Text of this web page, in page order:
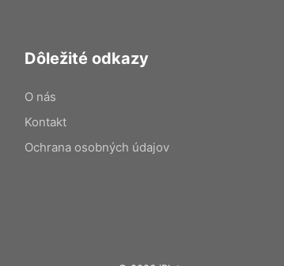
Dôležité odkazy
O nás
Kontakt
Ochrana osobných údajov